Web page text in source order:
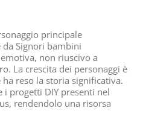
principale
Signori bambini
non riuscivo a
La crescita dei personaggi è
reso la storia significativa.
progetti DIY presenti nel
rendendolo una risorsa